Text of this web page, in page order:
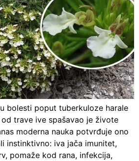
bolesti poput tuberkuloze harale
trave ive spašavao je živote
moderna nauka potvrđuje ono
instinktivno: iva jača imunitet,
pomaže kod rana, infekcija,